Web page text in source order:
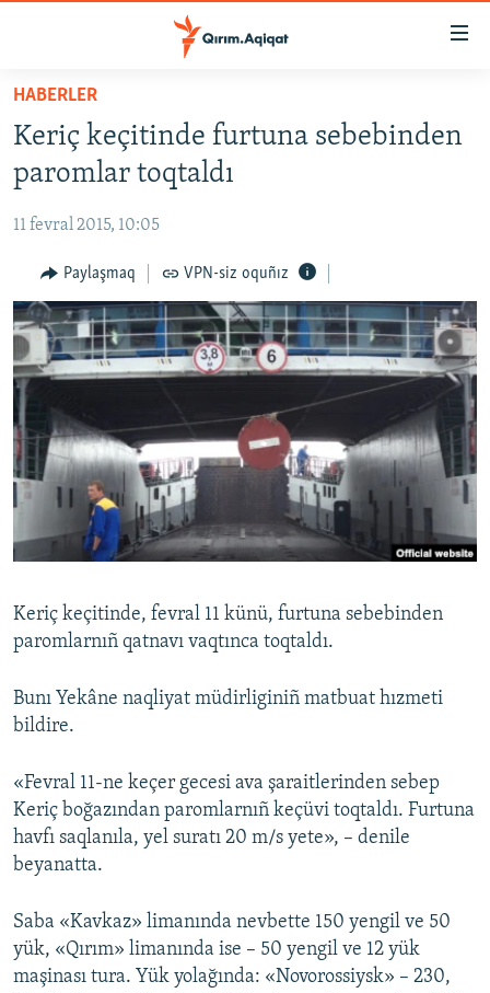
Esas
qaytmaq
Baş
navigatsiyağa
qaytmaq
qaytmaq
HABERLER
SİYASET
İQTİSADİYAT
CEMİYET
MEDENİYET
İNSAN AQLARI
VİDEO
SÜRET
BLOGLAR
FİKİR
Русский
Українською
QOŞULIÑIZ!
RFE/RS bütün saytları
HABERLER
Keriç keçitinde furtuna sebebinden
paromlar toqtaldı
11 fevral 2015, 10:05
Paylaşmaq VPN-siz oquñız
Keriç keçitinde, fevral 11 künü, furtuna sebebinden
paromlarnıñ qatnavı vaqtınca toqtaldı.
Bunı Yekâne naqliyat müdirliginiñ matbuat hızmeti
bildire.
«Fevral 11-ne keçer gecesi ava şaraitlerinden sebep
Keriç boğazından paromlarnıñ keçüvi toqtaldı. Furtuna
havfı saqlanıla, yel suratı 20 m/s yete», – denile
beyanatta.
Saba «Kavkaz» limanında nevbette 150 yengil ve 50
yük, «Qırım» limanında ise – 50 yengil ve 12 yük
maşinası tura. Yük yolağında: «Novorossiysk» – 230,